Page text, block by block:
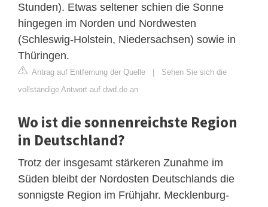
Stunden). Etwas seltener schien die Sonne
hingegen im Norden und Nordwesten
(Schleswig-Holstein, Niedersachsen) sowie in
Thüringen.
Antrag auf Entfernung der Quelle
Sehen Sie sich die
vollständige Antwort auf dwd.de an
Wo ist die sonnenreichste Region
in Deutschland?
Trotz der insgesamt stärkeren Zunahme im
Süden bleibt der Nordosten Deutschlands die
sonnigste Region im Frühjahr. Mecklenburg-